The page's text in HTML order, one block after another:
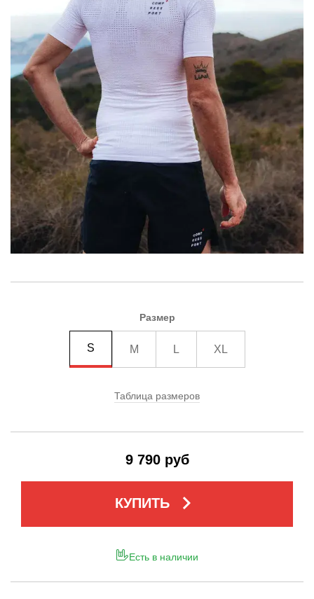
Размер
S M L XL
Таблица размеров
9 790 руб
КУПИТЬ keyboard_arrow_right
Есть в наличии